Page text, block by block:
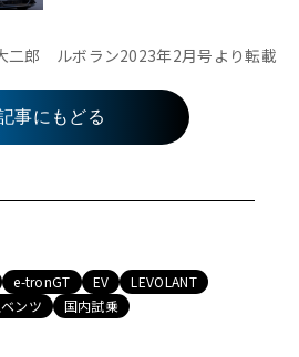
二郎 ルボラン2023年2月号より転載
事にもどる
e-tronGT EV
LEVOLANT
ンツ 国内試乗